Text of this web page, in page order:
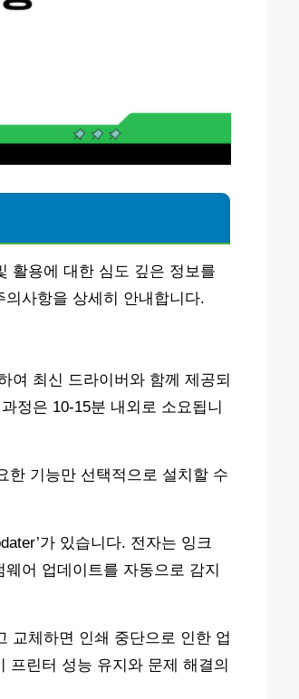
활용에 대한 심도 깊은 정보를
사항을 상세히 안내합니다.
여 최신 드라이버와 함께 제공되
정은 10-15분 내외로 소요됩니
한 기능만 선택적으로 설치할 수
가 있습니다. 전자는 잉크
어 업데이트를 자동으로 감지
교체하면 인쇄 중단으로 인한 업
프린터 성능 유지와 문제 해결의